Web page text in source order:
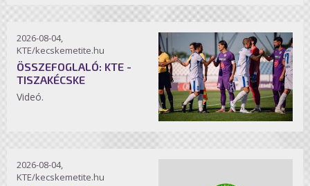
2026-08-04,
KTE/kecskemetite.hu
ÖSSZEFOGLALÓ: KTE -
TISZAKÉCSKE
Videó.
2026-08-04,
KTE/kecskemetite.hu